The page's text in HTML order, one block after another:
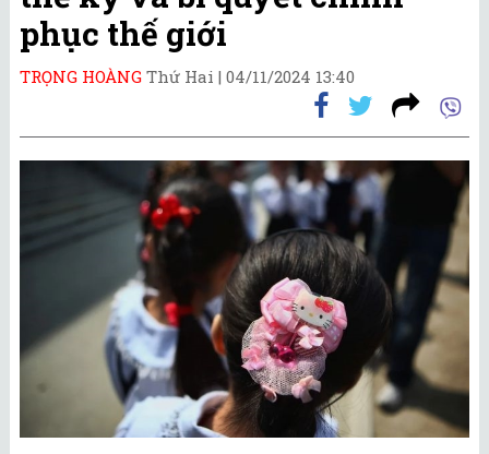
phục thế giới
TRỌNG HOÀNG Thứ Hai | 04/11/2024 13:40